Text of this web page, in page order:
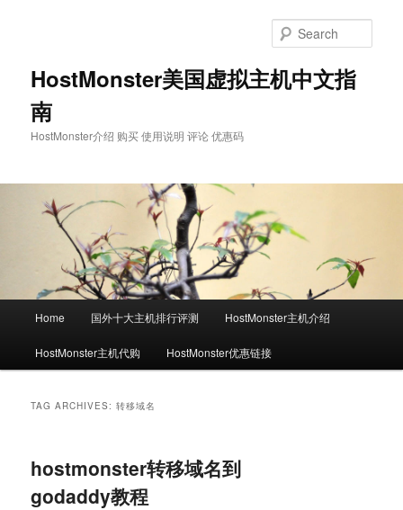
HostMonster美国虚拟主机中文指
南
HostMonster介绍 购买 使用说明 评论 优惠码
Home 国外十大主机排行评测 HostMonster主机介绍
HostMonster主机代购 HostMonster优惠链接
TAG ARCHIVES:转移域名
hostmonster转移域名到
godaddy教程